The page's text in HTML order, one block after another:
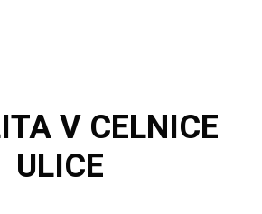
V CELNICE
ULICE